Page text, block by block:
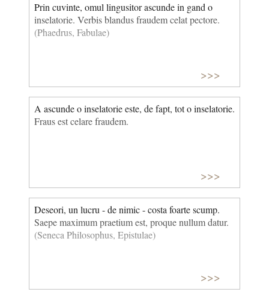
Prin cuvinte, omul lingusitor ascunde in gand o
inselatorie. Verbis blandus fraudem celat pectore.
(Phaedrus, Fabulae)
>>>
A ascunde o inselatorie este, de fapt, tot o inselatorie.
Fraus est celare fraudem.
>>>
Deseori, un lucru - de nimic - costa foarte scump.
Saepe maximum praetium est, proque nullum datur.
(Seneca Philosophus, Epistulae)
>>>